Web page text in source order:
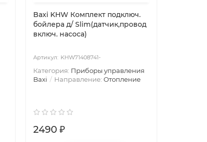
Baxi KHW Комплект подключ.
бойлера д/ Slim(датчик,провод
включ. насоса)
KHW71408741-
Категория: Приборы управления
Baxi
Направление: Отопление
2490 ₽